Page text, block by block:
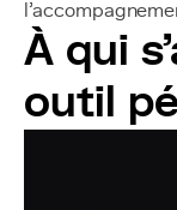
À qui
outil